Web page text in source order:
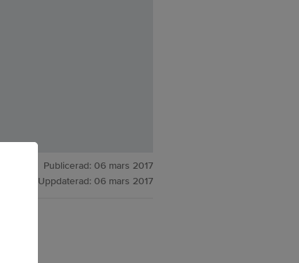
Publicerad: 06 mars 2017
Uppdaterad: 06 mars 2017